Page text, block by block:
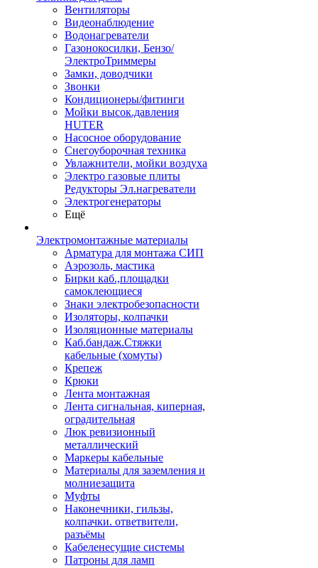
Вентиляторы
Видеонаблюдение
Водонагреватели
Газонокосилки, Бензо/
ЭлектроТриммеры
Замки, доводчики
Звонки
Кондиционеры/фитинги
Мойки высок.давления
HUTER
Насосное оборудование
Снегоуборочная техника
Увлажнители, мойки воздуха
Электро газовые плиты
Редукторы Эл.нагреватели
Электрогенераторы
Ещё
Электромонтажные материалы
Арматура для монтажа СИП
Аэрозоль, мастика
Бирки каб.,площадки
самоклеющиеся
Знаки электробезопасности
Изоляторы, колпачки
Изоляционные материалы
Каб.бандаж.Стяжки
кабельные (хомуты)
Крепеж
Крюки
Лента монтажная
Лента сигнальная, киперная,
оградительная
Люк ревизионный
металлический
Маркеры кабельные
Материалы для заземления и
молниезащита
Муфты
Наконечники, гильзы,
колпачки. ответвители,
разъёмы
Кабеленесущие системы
Патроны для ламп